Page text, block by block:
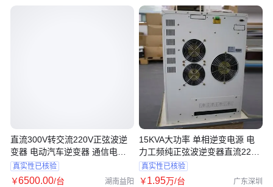
直流300V转交流220V正弦波逆
变器 电动汽车逆变器 通信电源
逆变器
真实性已核验
￥6500.00/台 湖南益阳
15KVA大功率 单相逆变电源 电
力工频纯正弦波逆变器直流220
转交流
真实性已核验
￥1.95万/台 广东深圳